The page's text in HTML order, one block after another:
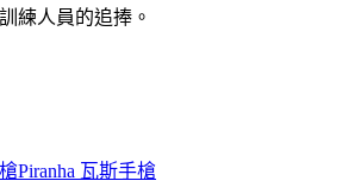
練人員的追捧。
Piranha 瓦斯手槍